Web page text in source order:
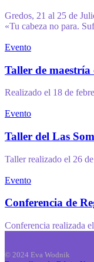
Gredos, 21 al 25 de
«Tu cabeza no para.
Evento
Taller de
Realizado el 18 de
Evento
Taller del Las
Taller realizado el 26
Evento
Conferencia de
Conferencia realizada
© 2024 Eva Wodnik